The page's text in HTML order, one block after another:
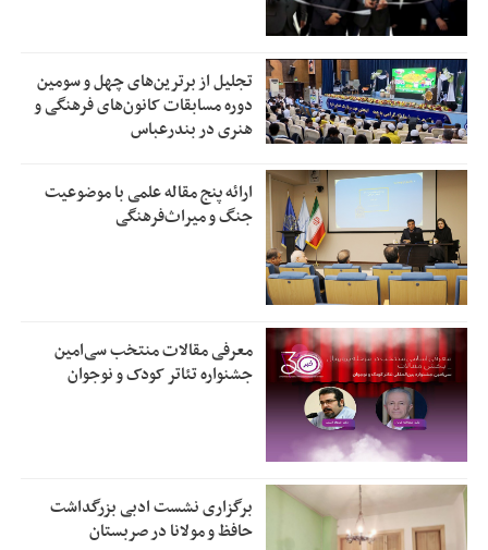
تجلیل از بر‌ترین‌های چهل و سومین
دوره مسابقات کانون‌های فرهنگی و
هنری در بندرعباس
ارائه پنج مقاله علمی با موضوعیت
جنگ و میراث‌فرهنگی
معرفی مقالات منتخب سی‌امین
جشنواره تئاتر کودک و نوجوان
برگزاری نشست ادبی بزرگداشت
حافظ و مولانا در صربستان